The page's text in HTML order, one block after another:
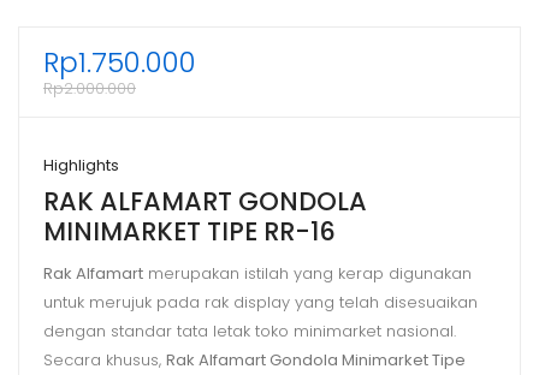
Rp1.750.000
Rp2.000.000
Highlights
RAK ALFAMART GONDOLA
MINIMARKET TIPE RR-16
Rak Alfamart merupakan istilah yang kerap digunakan
untuk merujuk pada rak display yang telah disesuaikan
dengan standar tata letak toko minimarket nasional.
Secara khusus, Rak Alfamart Gondola Minimarket Tipe